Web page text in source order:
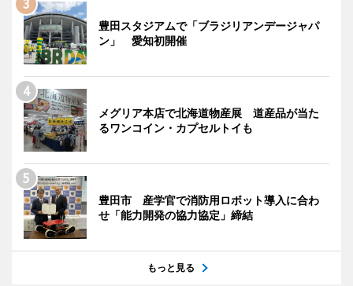
豊田スタジアムで「ブラジリアンデージャパ
ン」 愛知初開催
メグリア本店で北海道物産展 道産品が当た
るワンコイン・カプセルトイも
豊田市 産学官で消防用ロボット導入に合わ
せ「能力開発の協力協定」締結
もっと見る